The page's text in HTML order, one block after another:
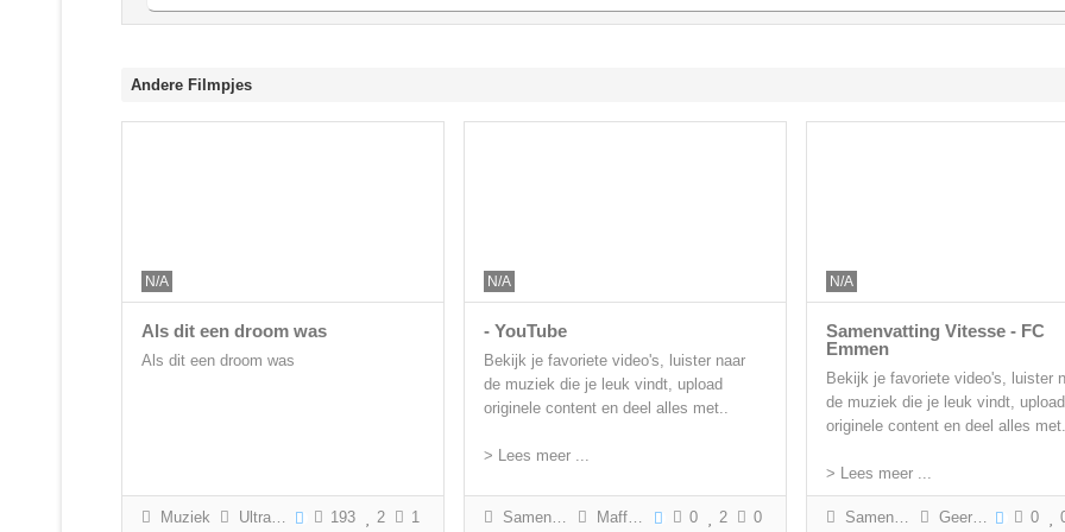
Andere Filmpjes
N/A
Als dit een droom was
Als dit een droom was
Muziek Ultras Arnhem 193 2 1
N/A
- YouTube
Bekijk je favoriete video's, luister naar
de muziek die je leuk vindt, upload
originele content en deel alles met..
> Lees meer ...
Samenvatting Maffe Rick 0 2 0
N/A
Samenvatting Vitesse - FC
Emmen
Bekijk je favoriete video's, luister
de muziek die je leuk vindt, upload
originele content en deel alles
> Lees meer ...
Samenvatting Geert Gabriëls 0